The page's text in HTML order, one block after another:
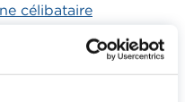
célibataire
déclaration
depuis la